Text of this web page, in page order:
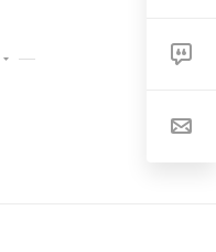
—